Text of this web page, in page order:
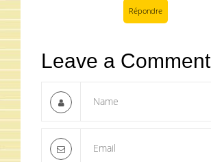
Répondre
Leave a Comment